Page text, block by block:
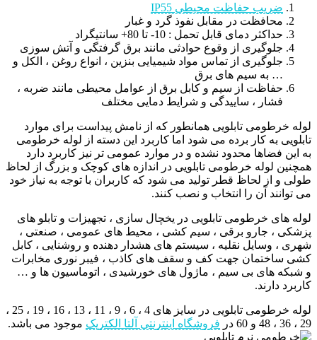
ضریب حفاظت محیطی IP55
محافظت در مقابل نفوذ گرد و غبار
حداکثر دمای قابل تحمل : 10- تا 80+ سانتیگراد
جلوگیری از وقوع حوادثی مانند برق گرفتگی و آتش سوزی
جلوگیری از تماس مواد شیمیایی بنزین ، انواع روغن ، الکل و
… به سیم های برق
حفاظت از سیم و کابل برق از عوامل محیطی مانند ضربه ،
فشار ، ساییدگی و شرایط دمایی مختلف
لوله خرطومی تابلویی همانطور که از نامش پیداست برای موارد
تابلویی به کار برده می شود اما کاربرد این دسته از لوله خرطومی
به این فضاها محدود نشده و در موارد عمومی تر نیز کاربرد دارد
همچنین لوله خرطومی تابلویی در اندازه های کوچک و بزرگ از لحاظ
طولی و از لحاظ قطر تولید می شود که کاربران با توجه به نیاز خود
می توانند آن را انتخاب و نصب کنند.
لوله های خرطومی تابلویی در یخچال سازی ، تجهیزات و تابلو های
پزشکی ، جارو برقی ، سیم کشی ، محیط های عمومی ، صنعتی ،
شهری ، وسایل نقلیه ، سیستم های هشدار دهنده و روشنایی ، کابل
کشی ساختمان جهت کف و سقف های کاذب ، فیبر نوری مخابرات
و شبکه های بی سیم ، ماژول های خورشیدی ، اتوماسیون ها و …
کاربرد دارند.
لوله خرطومی تابلویی در سایز های 4 ، 6 ، 9 ، 11 ، 13 ، 16 ، 19 ، 25 ،
29 ، 36 ، 48 و 60 در
فروشگاه اینترنتی آلتا الکتریک موجود می باشد.